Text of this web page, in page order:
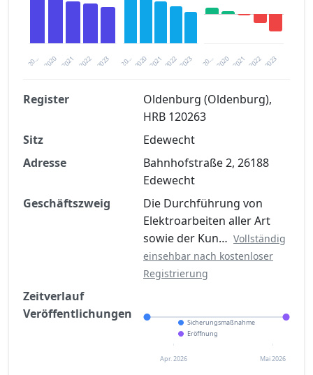
20… 2021 2023
2020 2022 20… 2021 2023
2020 2022 20… 2021 2023
2020 2022
Finanzkennzahlen nach kostenloser
Registrierung verfügbar
Jetzt kostenlos registrieren
Register
Oldenburg (Oldenburg),
HRB 120263
Sitz
Edewecht
Adresse
Bahnhofstraße 2, 26188
Edewecht
Geschäftszweig
Die Durchführung von
Elektroarbeiten aller Art
sowie der Kun… Vollständig
einsehbar nach kostenloser
Registrierung
Zeitverlauf
Veröffentlichungen
Sicherungsmaßnahme
Eröffnung
Apr. 2026 Mai 2026